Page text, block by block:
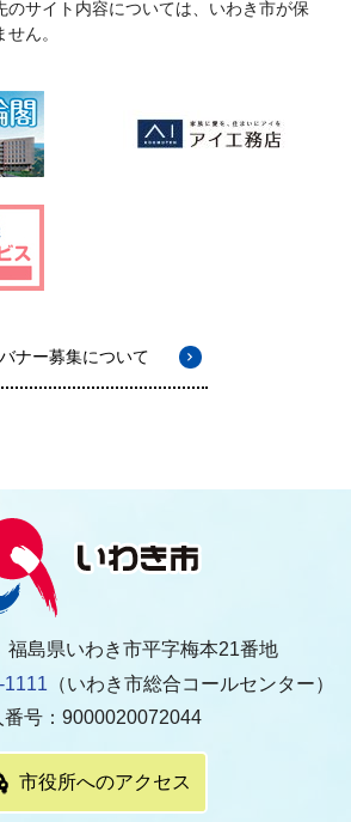
のサイト内容については、いわき市が保
ん。
ナー募集について
島県いわき市平字梅本21番地
1111 （いわき市総合コールセンター）
番号：9000020072044
市役所へのアクセス